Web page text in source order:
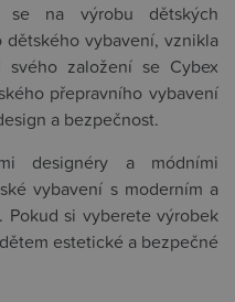
se na výrobu dětských
vybavení, vznikla
založení se Cybex
přepravního vybavení
a bezpečnost.
designéry a módními
vybavení s moderním a
si vyberete výrobek
estetické a bezpečné